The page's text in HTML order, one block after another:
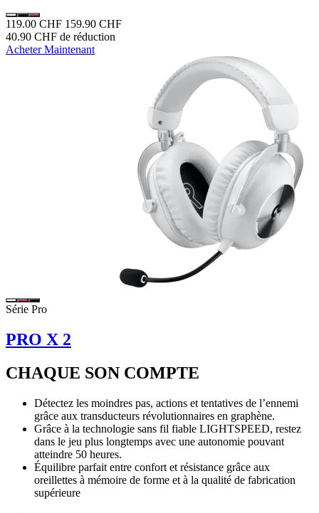
119.00 CHF 159.90 CHF
40.90 CHF de réduction
Acheter Maintenant
Série Pro
PRO X 2
CHAQUE SON COMPTE
Détectez les moindres pas, actions et tentatives de l’ennemi
grâce aux transducteurs révolutionnaires en graphène.
Grâce à la technologie sans fil fiable LIGHTSPEED, restez
dans le jeu plus longtemps avec une autonomie pouvant
atteindre 50 heures.
Équilibre parfait entre confort et résistance grâce aux
oreillettes à mémoire de forme et à la qualité de fabrication
supérieure